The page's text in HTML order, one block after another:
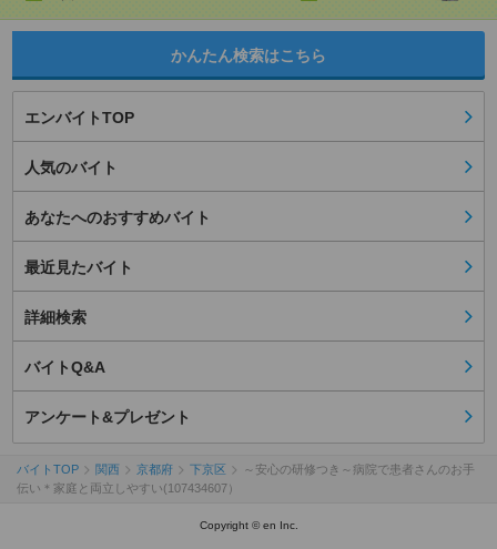
かんたん検索はこちら
エンバイトTOP
人気のバイト
あなたへのおすすめバイト
最近見たバイト
詳細検索
バイトQ&A
アンケート&プレゼント
バイトTOP 関西 京都府 下京区
～安心の研修つき～病院で患者さんのお手
伝い＊家庭と両立しやすい(107434607）
Copyright © en Inc.